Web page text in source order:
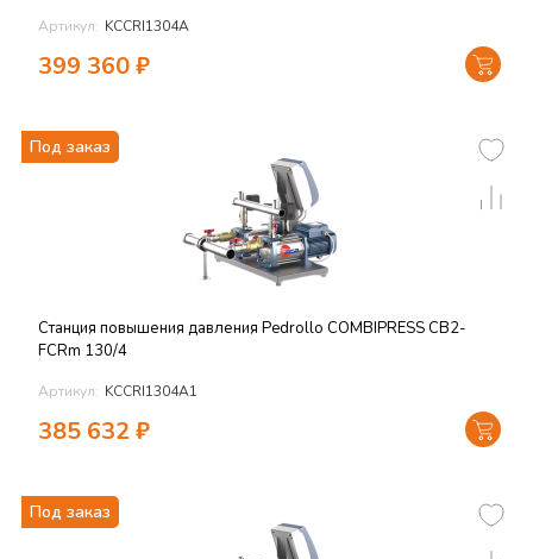
Артикул: KCCRI1304A
399 360₽
Под заказ
Станция повышения давления Pedrollo COMBIPRESS CB2-
FCRm 130/4
Артикул: KCCRI1304A1
385 632₽
Под заказ